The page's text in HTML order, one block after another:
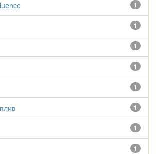
1
1
1
1
1
1
1
1